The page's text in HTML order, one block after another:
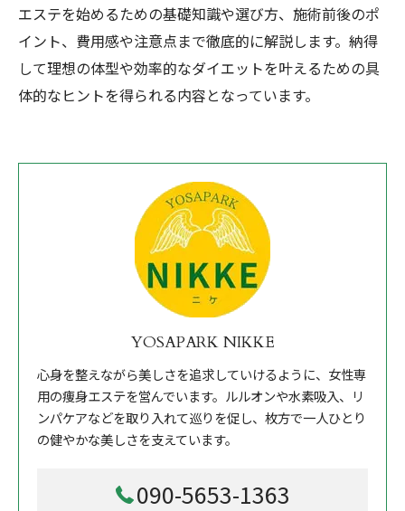
エステを始めるための基礎知識や選び方、施術前後のポ
イント、費用感や注意点まで徹底的に解説します。納得
して理想の体型や効率的なダイエットを叶えるための具
体的なヒントを得られる内容となっています。
YOSAPARK NIKKE
心身を整えながら美しさを追求していけるように、女性専
用の痩身エステを営んでいます。ルルオンや水素吸入、リ
ンパケアなどを取り入れて巡りを促し、枚方で一人ひとり
の健やかな美しさを支えています。
090-5653-1363